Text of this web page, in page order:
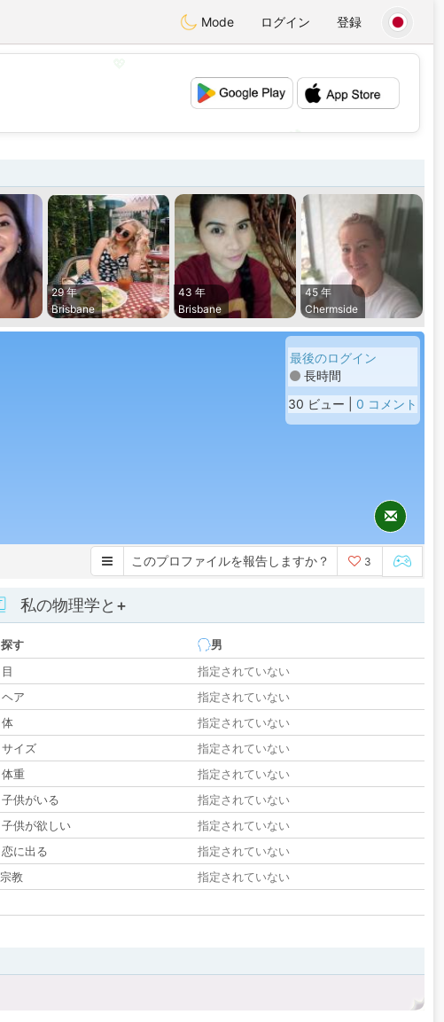
Mode ログイン 登録
29 年
Brisbane
43 年
Brisbane
45 年
Chermside
最後のログイン
長時間
30 ビュー | 0 コメント
このプロファイルを報告しますか？ 3
私の物理学と+
探す
男
目
指定されていない
ヘア
指定されていない
体
指定されていない
サイズ
指定されていない
体重
指定されていない
子供がいる
指定されていない
子供が欲しい
指定されていない
恋に出る
指定されていない
宗教
指定されていない